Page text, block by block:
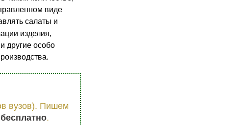
виде
салаты и
изделия,
другие особо
вузов). Пишем
бесплатно.